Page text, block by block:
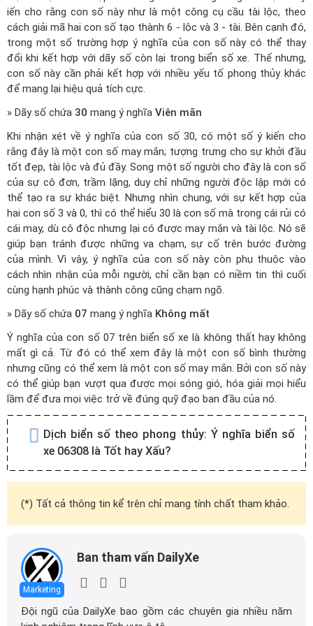
iến cho rằng con số này như là một công cụ cầu tài lộc, theo
cách giải mã hai con số tạo thành 6 - lộc và 3 - tài. Bên cạnh đó,
trong một số trường hợp ý nghĩa của con số này có thể thay
đổi khi kết hợp với dãy số còn lại trong biển số xe. Thế nhưng,
con số này cần phải kết hợp với nhiều yếu tố phong thủy khác
để mang lại hiệu quả tích cực.
» Dãy số chứa 30 mang ý nghĩa Viên mãn
Khi nhận xét về ý nghĩa của con số 30, có một số ý kiến cho
rằng đây là một con số may mắn; tượng trưng cho sự khởi đầu
tốt đẹp, tài lộc và đủ đầy. Song một số người cho đây là con số
của sự cô đơn, trầm lặng, duy chỉ những người độc lập mới có
thể tạo ra sự khác biệt. Nhưng nhìn chung, với sự kết hợp của
hai con số 3 và 0, thì có thể hiểu 30 là con số mà trong cái rủi có
cái may, dù cô độc nhưng lại có được may mắn và tài lộc. Nó sẽ
giúp bạn tránh được những va chạm, sự cố trên bước đường
của mình. Vì vậy, ý nghĩa của con số này còn phụ thuộc vào
cách nhìn nhận của mỗi người, chỉ cần bạn có niềm tin thì cuối
cùng hạnh phúc và thành công cũng chạm ngõ.
» Dãy số chứa 07 mang ý nghĩa Không mất
Ý nghĩa của con số 07 trên biển số xe là không thất hay không
mất gì cả. Từ đó có thể xem đây là một con số bình thường
nhưng cũng có thể xem là một con số may mắn. Bởi con số này
có thể giúp bạn vượt qua được mọi sóng gió, hóa giải mọi hiểu
lầm để đưa mọi việc trở về đúng quỹ đạo ban đầu của nó.
Dịch biển số theo phong thủy: Ý nghĩa biển số
xe 06308 là Tốt hay Xấu?
(*) Tất cả thông tin kể trên chỉ mang tính chất tham khảo.
Marketing
Ban tham vấn DailyXe
Đội ngũ của DailyXe bao gồm các chuyên gia nhiều năm